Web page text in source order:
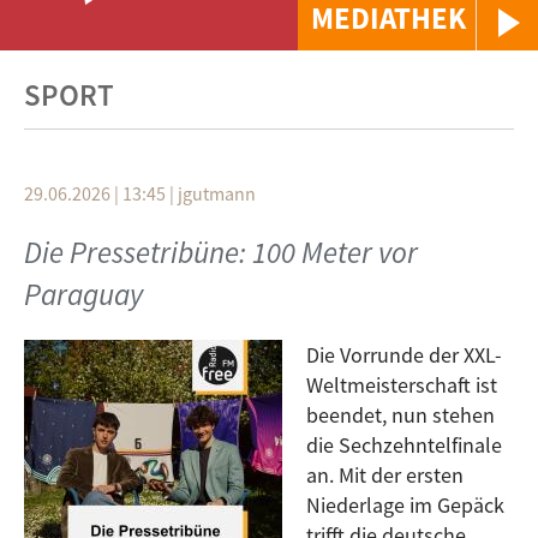
MEDIATHEK
SPORT
29.06.2026 | 13:45 | jgutmann
Die Pressetribüne: 100 Meter vor
Paraguay
Die Vorrunde der XXL-
Weltmeisterschaft ist
beendet, nun stehen
die Sechzehntelfinale
an. Mit der ersten
Niederlage im Gepäck